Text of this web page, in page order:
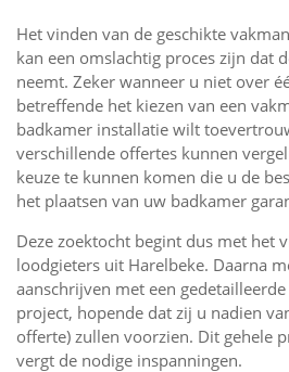
Het vinden van de geschikte
kan een omslachtig proces zijn dat
neemt. Zeker wanneer u niet over
betreffende het kiezen van een
badkamer installatie wilt
verschillende offertes kunnen
keuze te kunnen komen die u de
het plaatsen van uw badkamer
Deze zoektocht begint dus met het
loodgieters uit Harelbeke. Daarna
aanschrijven met een
project, hopende dat zij u nadien
offerte) zullen voorzien. Dit gehele
vergt de nodige inspanningen.